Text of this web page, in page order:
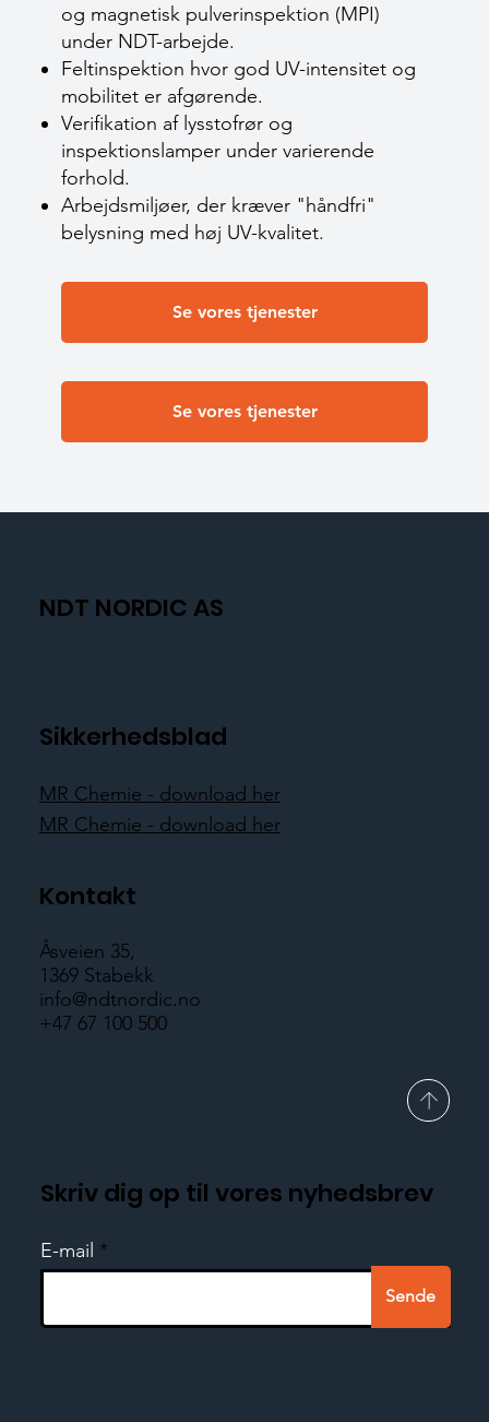
og magnetisk pulverinspektion (MPI)
under NDT-arbejde.
Feltinspektion hvor god UV-intensitet og
mobilitet er afgørende.
Verifikation af lysstofrør og
inspektionslamper under varierende
forhold.
Arbejdsmiljøer, der kræver "håndfri"
belysning med høj UV-kvalitet.
Se vores tjenester
Se vores tjenester
NDT NORDIC AS
Sikkerhedsblad
MR Chemie - download her
MR Chemie - download her
Kontakt
Åsveien 35,
1369 Stabekk
info@ndtnordic.no
+47 67 100 500
Skriv dig op til vores nyhedsbrev
E-mail
Sende